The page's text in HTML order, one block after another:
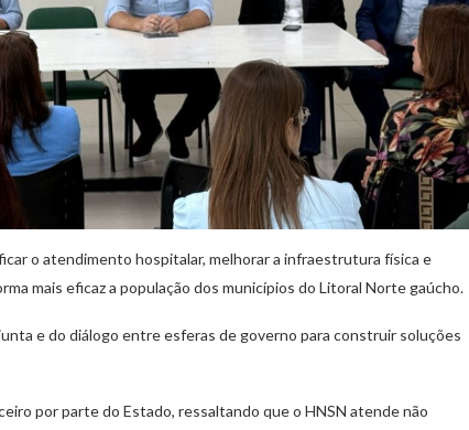
o atendimento hospitalar, melhorar a infraestrutura física e
mais eficaz a população dos municípios do Litoral Norte gaúcho.
e do diálogo entre esferas de governo para construir soluções
por parte do Estado, ressaltando que o HNSN atende não